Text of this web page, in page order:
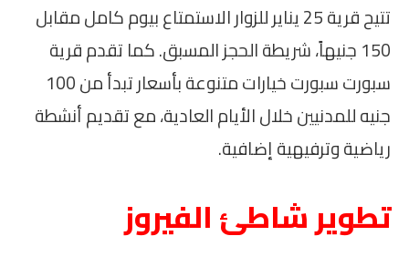
تتيح قرية 25 يناير للزوار الاستمتاع بيوم كامل مقابل
150 جنيهاً، شريطة الحجز المسبق. كما تقدم قرية
سبورت سبورت خيارات متنوعة بأسعار تبدأ من 100
جنيه للمدنيين خلال الأيام العادية، مع تقديم أنشطة
رياضية وترفيهية إضافية.
تطوير شاطئ الفيروز